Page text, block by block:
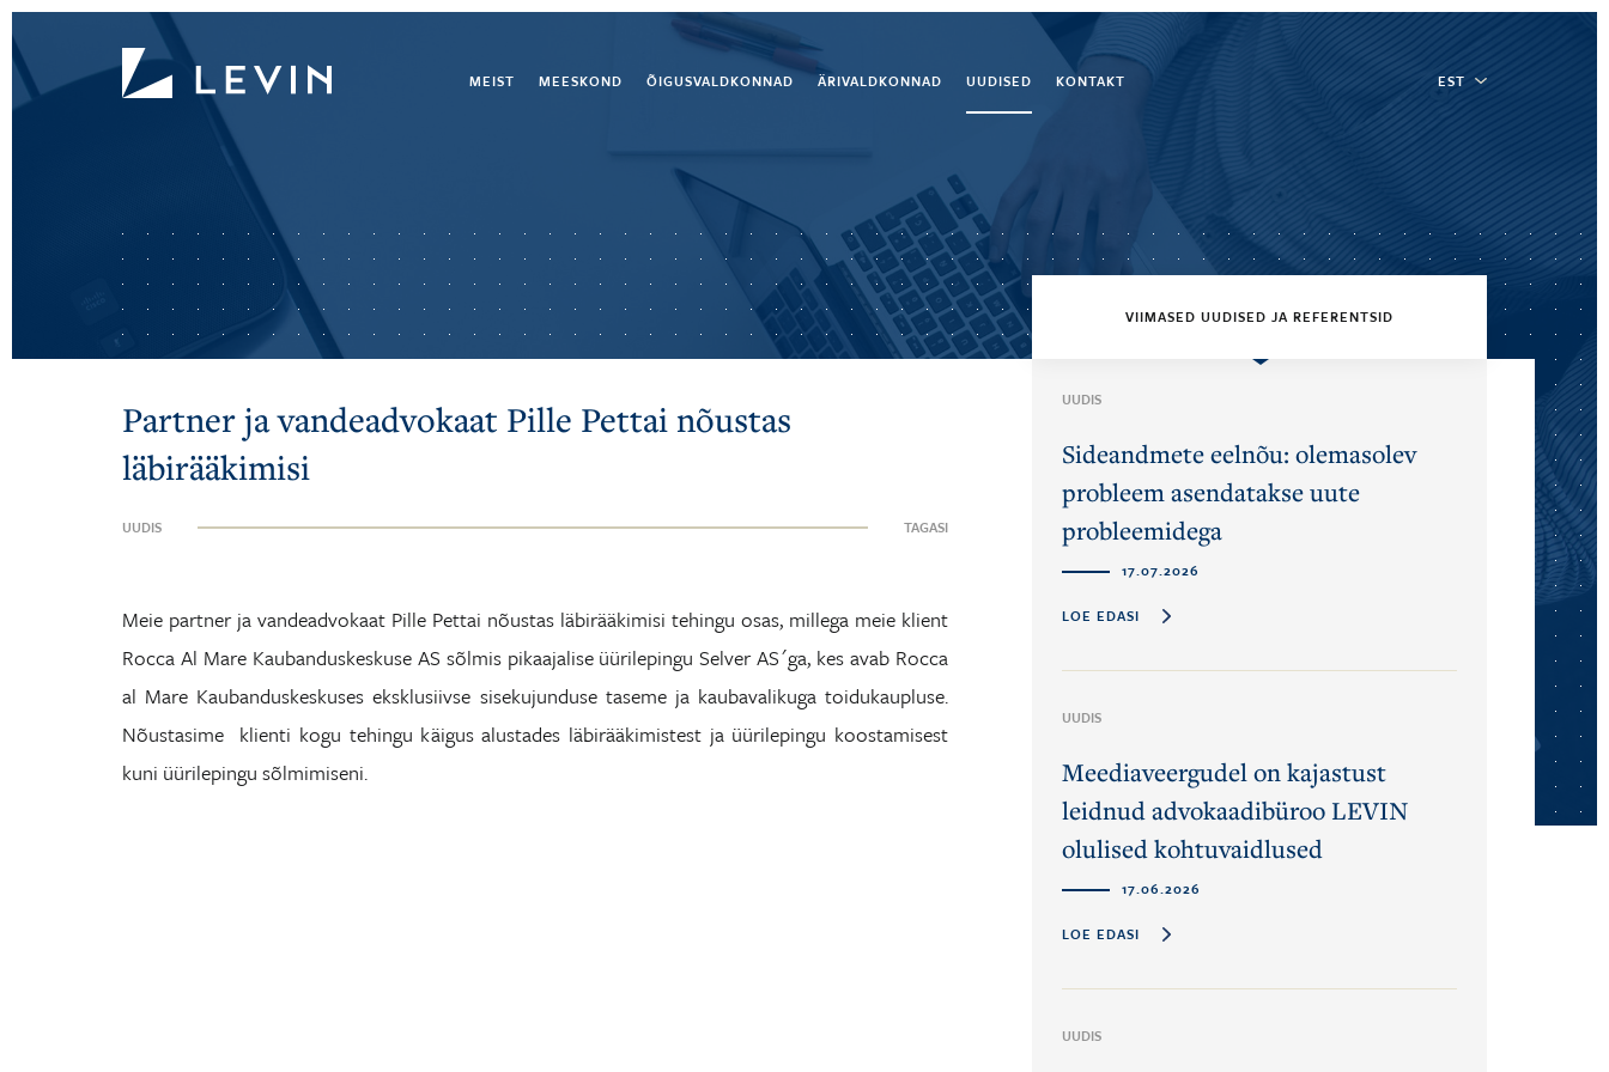
MEIST MEESKOND ÕIGUSVALDKONNAD ÄRIVALDKONNAD UUDISED KONTAKT EST
Partner ja vandeadvokaat Pille Pettai nõustas
läbirääkimisi
UUDIS TAGASI
Meie partner ja vandeadvokaat Pille Pettai nõustas läbirääkimisi tehingu osas, millega meie klient
Rocca Al Mare Kaubanduskeskuse AS sõlmis pikaajalise üürilepingu Selver AS´ga, kes avab Rocca
al Mare Kaubanduskeskuses eksklusiivse sisekujunduse taseme ja kaubavalikuga toidukaupluse.
Nõustasime klienti kogu tehingu käigus alustades läbirääkimistest ja üürilepingu koostamisest
kuni üürilepingu sõlmimiseni.
VIIMASED UUDISED JA REFERENTSID
UUDIS
Sideandmete eelnõu: olemasolev
probleem asendatakse uute
probleemidega
17.07.2026
LOE EDASI
UUDIS
Meediaveergudel on kajastust
leidnud advokaadibüroo LEVIN
olulised kohtuvaidlused
17.06.2026
LOE EDASI
UUDIS